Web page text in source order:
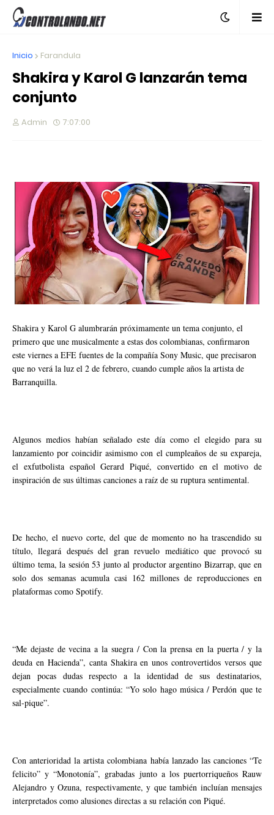
Inicio Farandula
Shakira y Karol G lanzarán tema
conjunto
Admin 7:07:00
Shakira y Karol G alumbrarán próximamente un tema conjunto, el
primero que une musicalmente a estas dos colombianas, confirmaron
este viernes a EFE fuentes de la compañía Sony Music, que precisaron
que no verá la luz el 2 de febrero, cuando cumple años la artista de
Barranquilla.
Algunos medios habían señalado este día como el elegido para su
lanzamiento por coincidir asimismo con el cumpleaños de su expareja,
el exfutbolista español Gerard Piqué, convertido en el motivo de
inspiración de sus últimas canciones a raíz de su ruptura sentimental.
De hecho, el nuevo corte, del que de momento no ha trascendido su
título, llegará después del gran revuelo mediático que provocó su
último tema, la sesión 53 junto al productor argentino Bizarrap, que en
solo dos semanas acumula casi 162 millones de reproducciones en
plataformas como Spotify.
“Me dejaste de vecina a la suegra / Con la prensa en la puerta / y la
deuda en Hacienda”, canta Shakira en unos controvertidos versos que
dejan pocas dudas respecto a la identidad de sus destinatarios,
especialmente cuando continúa: “Yo solo hago música / Perdón que te
sal-pique”.
Con anterioridad la artista colombiana había lanzado las canciones “Te
felicito” y “Monotonía”, grabadas junto a los puertorriqueños Rauw
Alejandro y Ozuna, respectivamente, y que también incluían mensajes
interpretados como alusiones directas a su relación con Piqué.